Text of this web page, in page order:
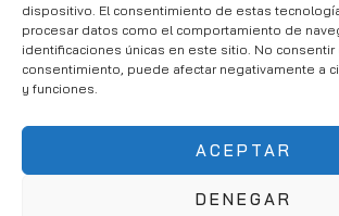
dispositivo. El consentimiento de estas
procesar datos como el comportamiento de
identificaciones únicas en este sitio. No consentir
consentimiento, puede afectar negativamente a
y funciones.
ACEPTAR
DENEGAR
Contacto
C/ Telera de Cortijo Chico 14 - Mijas
info@consumibleshop.es